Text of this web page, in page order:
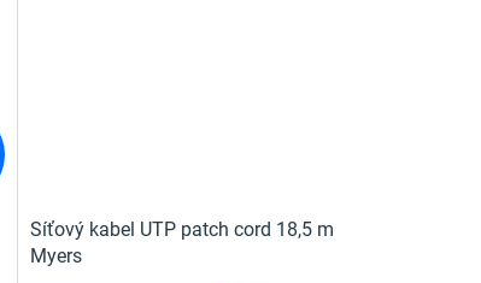
Síťový kabel UTP patch cord 18,5 m
Myers